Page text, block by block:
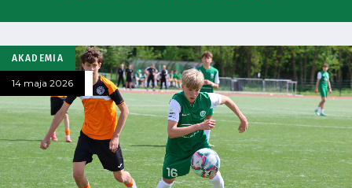
AKADEMIA
14 maja 2026